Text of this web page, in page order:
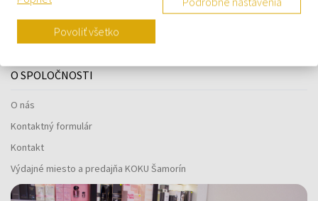
O SPOLOČNOSTI
O nás
Kontaktný formulár
Kontakt
Výdajné miesto a predajňa KOKU Šamorín
Povoliť všetko